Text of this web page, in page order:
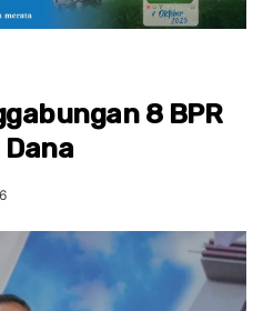
8 BPR
Dana